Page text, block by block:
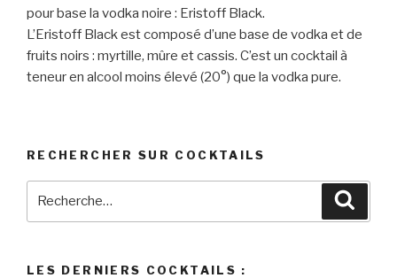
pour base la vodka noire : Eristoff Black.
L’Eristoff Black est composé d’une base de vodka et de
fruits noirs : myrtille, mûre et cassis. C’est un cocktail à
teneur en alcool moins élevé (20°) que la vodka pure.
RECHERCHER SUR COCKTAILS
LES DERNIERS COCKTAILS :